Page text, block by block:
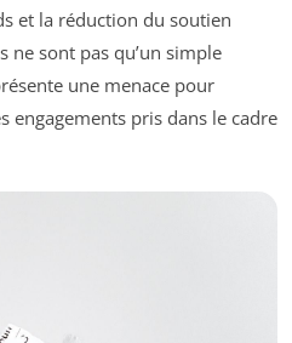
et la réduction du soutien
ne sont pas qu’un simple
une menace pour
engagements pris dans le cadre